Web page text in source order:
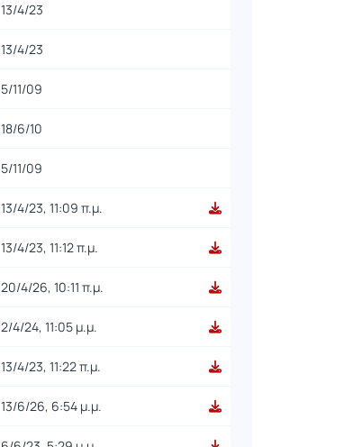
13/4/23
13/4/23
5/11/09
18/6/10
5/11/09
13/4/23, 11:09 π.μ.
13/4/23, 11:12 π.μ.
20/4/26, 10:11 π.μ.
2/4/24, 11:05 μ.μ.
13/4/23, 11:22 π.μ.
13/6/26, 6:54 μ.μ.